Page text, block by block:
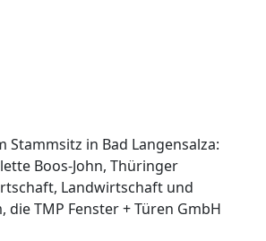
Stammsitz in Bad Langensalza:
Boos-John, Thüringer
Landwirtschaft und
die TMP Fenster + Türen GmbH